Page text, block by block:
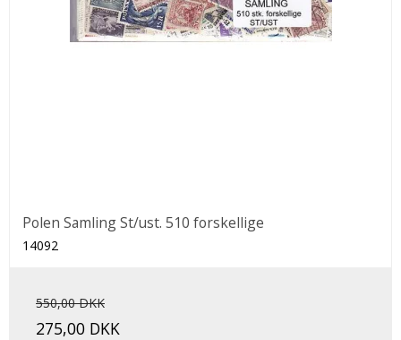
Polen Samling St/ust. 510 forskellige
14092
550,00 DKK
275,00 DKK